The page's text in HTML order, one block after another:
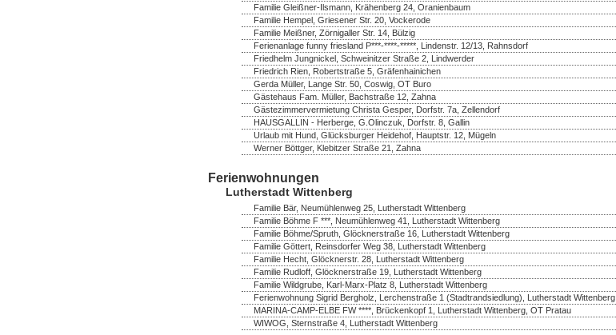
Familie Gleißner-Ilsmann, Krähenberg 24, Oranienbaum
Familie Hempel, Griesener Str. 20, Vockerode
Familie Meißner, Zörnigaller Str. 14, Bülzig
Ferienanlage funny friesland P***-****-*****, Lindenstr. 12/13, Rahnsdorf
Friedhelm Jungnickel, Schweinitzer Straße 2, Lindwerder
Friedrich Rien, Robertstraße 5, Gräfenhainichen
Gerda Müller, Lange Str. 50, Coswig, OT Buro
Gästehaus Fam. Müller, Bachstraße 12, Zahna
Gästezimmervermietung Christa Gesper, Dorfstr. 7a, Zellendorf
HAUSGALLIN - Herberge, G.Olinczuk, Dorfstr. 8, Gallin
Urlaub mit Hund, Glücksburger Heidehof, Hauptstr. 12, Mügeln
Werner Böttger, Klebitzer Straße 21, Zahna
Ferienwohnungen
Lutherstadt Wittenberg
Familie Bär, Neumühlenweg 25, Lutherstadt Wittenberg
Familie Böhme F ***, Neumühlenweg 41, Lutherstadt Wittenberg
Familie Böhme/Spruth, Glöcknerstraße 16, Lutherstadt Wittenberg
Familie Göttert, Reinsdorfer Weg 38, Lutherstadt Wittenberg
Familie Hecht, Glöcknerstr. 28, Lutherstadt Wittenberg
Familie Rudloff, Glöcknerstraße 19, Lutherstadt Wittenberg
Familie Wildgrube, Karl-Marx-Platz 8, Lutherstadt Wittenberg
Ferienwohnung Sigrid Bergholz, Lerchenstraße 1 (Stadtrandsiedlung), Lutherstadt Wittenberg
MARINA-CAMP-ELBE FW ****, Brückenkopf 1, Lutherstadt Wittenberg, OT Pratau
WIWOG, Sternstraße 4, Lutherstadt Wittenberg